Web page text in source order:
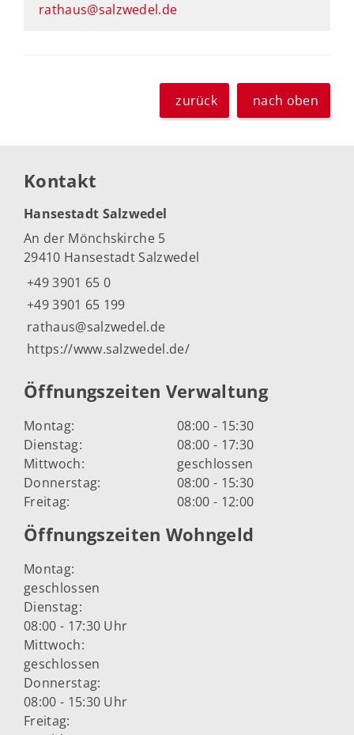
rathaus@salzwedel.de
zurück nach oben
Kontakt
Hansestadt Salzwedel
An der Mönchskirche 5
29410 Hansestadt Salzwedel
+49 3901 65 0
+49 3901 65 199
rathaus@salzwedel.de
https://www.salzwedel.de/
Öffnungszeiten Verwaltung
Montag:
08:00 - 15:30
Dienstag:
08:00 - 17:30
Mittwoch:
geschlossen
Donnerstag:
08:00 - 15:30
Freitag:
08:00 - 12:00
Öffnungszeiten Wohngeld
Montag:
geschlossen
Dienstag:
08:00 - 17:30 Uhr
Mittwoch:
geschlossen
Donnerstag:
08:00 - 15:30 Uhr
Freitag: